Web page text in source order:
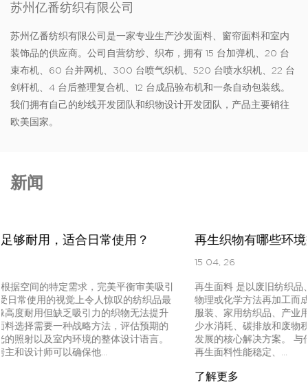
苏州亿番纺织有限公司
苏州亿番纺织有限公司是一家专业生产沙发面料、窗帘面料和室内
装饰品的供应商。公司自营纺纱、织布，拥有 15 台加弹机、20 台
束布机、60 台并网机、300 台喷气织机、520 台喷水织机、22 台
剑杆机、4 台后整理复合机、12 台成品验布机和一条自动包装线。
我们拥有自己的纱线开发团队和织物设计开发团队，产品主要销往
欧美国家。
新闻
再生织物有哪些环境效益？
再生面料 是以废旧纺织品、塑料瓶、工业下脚料等可回收原料通过
物理或化学方法再加工而成的高品质、环保纺织材料。 可替代日常
服装、家用纺织品、产业用纺织品60%以上新型原布 ，同时大幅减
少水消耗、碳排放和废物积累，使其成为全球纺织行业实现可持续
发展的核心解决方案。 与传统印象中的低品质再生材料不同，现代
再生面料性能稳定、...